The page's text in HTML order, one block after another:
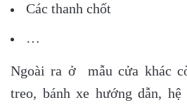
Các thanh chốt
…
Ngoài ra ở mẫu cửa khác
treo, bánh xe hướng dẫn,